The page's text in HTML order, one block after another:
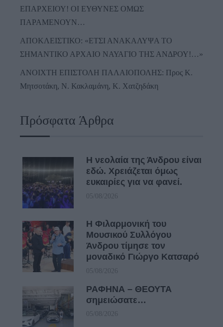
ΕΠΑΡΧΕΙΟΥ! ΟΙ ΕΥΘΥΝΕΣ ΟΜΩΣ
ΠΑΡΑΜΕΝΟΥΝ…
ΑΠΟΚΛΕΙΣΤΙΚΟ: «ΕΤΣΙ ΑΝΑΚΑΛΥΨΑ ΤΟ
ΣΗΜΑΝΤΙΚΟ ΑΡΧΑΙΟ ΝΑΥΑΓΙΟ ΤΗΣ ΑΝΔΡΟΥ!…»
ΑΝΟΙΧΤΗ ΕΠΙΣΤΟΛΗ ΠΑΛΑΙΟΠΟΛΗΣ: Προς K.
Μητσοτάκη, N. Κακλαμάνη, K. Χατζηδάκη
Πρόσφατα Άρθρα
Η νεολαία της Άνδρου είναι
εδώ. Χρειάζεται όμως
ευκαιρίες για να φανεί.
05/08/2026
Η Φιλαρμονική του
Μουσικού Συλλόγου
Άνδρου τίμησε τον
μοναδικό Γιώργο Κατσαρό
05/08/2026
ΡΑΦΗΝΑ – ΘΕΟΥΤΑ
σημειώσατε…
05/08/2026